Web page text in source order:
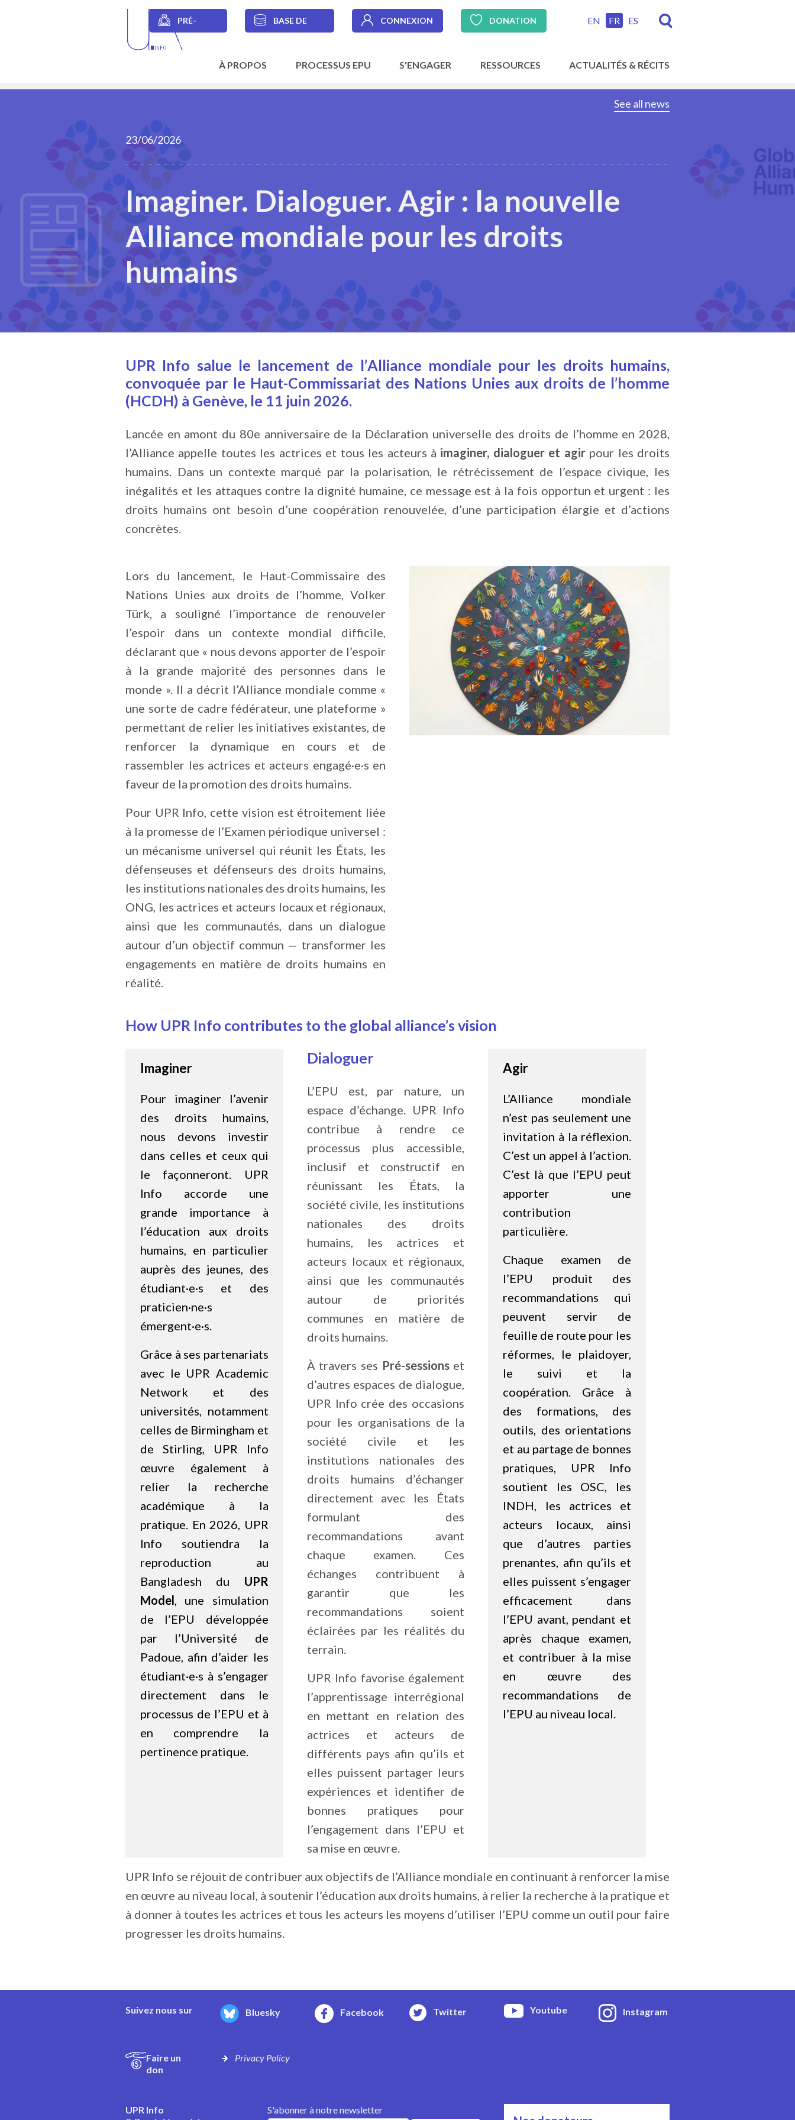
Secondary
PRÉ-
SESSIONS
BASE DE CONNEXION DONATION EN FR ES
Main
À PROPOS PROCESSUS EPU S'ENGAGER RESSOURCES ACTUALITÉS & RÉCITS
See all news
23/06/2026
Imaginer. Dialoguer. Agir : la nouvelle
Alliance mondiale pour les droits
humains
UPR Info salue le lancement de l’Alliance mondiale pour les droits humains,
convoquée par le Haut-Commissariat des Nations Unies aux droits de l’homme
(HCDH) à Genève, le 11 juin 2026.
Lancée en amont du 80e anniversaire de la Déclaration universelle des droits de l’homme en 2028,
l’Alliance appelle toutes les actrices et tous les acteurs à imaginer, dialoguer et agirpour les droits
humains. Dans un contexte marqué par la polarisation, le rétrécissement de l’espace civique, les
inégalités et les attaques contre la dignité humaine, ce message est à la fois opportun et urgent : les
droits humains ont besoin d’une coopération renouvelée, d’une participation élargie et d’actions
concrètes.
Lors du lancement, le Haut-Commissaire des
Nations Unies aux droits de l’homme, Volker
Türk, a souligné l’importance de renouveler
l’espoir dans un contexte mondial difficile,
déclarant que « nous devons apporter de l’espoir
à la grande majorité des personnes dans le
monde ». Il a décrit l’Alliance mondiale comme «
une sorte de cadre fédérateur, une plateforme »
permettant de relier les initiatives existantes, de
renforcer la dynamique en cours et de
rassembler les actrices et acteurs engagé·e·s en
faveur de la promotion des droits humains.
Pour UPR Info, cette vision est étroitement liée
à la promesse de l’Examen périodique universel :
un mécanisme universel qui réunit les États, les
défenseuses et défenseurs des droits humains,
les institutions nationales des droits humains, les
ONG, les actrices et acteurs locaux et régionaux,
ainsi que les communautés, dans un dialogue
autour d’un objectif commun — transformer les
engagements en matière de droits humains en
réalité.
How UPR Info contributes to the global alliance’s vision
Imaginer
Pour imaginer l’avenir
des droits humains,
nous devons investir
dans celles et ceux qui
le façonneront. UPR
Info accorde une
grande importance à
l’éducation aux droits
humains, en particulier
auprès des jeunes, des
étudiant·e·s et des
praticien·ne·s
émergent·e·s.
Grâce à ses partenariats
avec le UPR Academic
Network et des
universités, notamment
celles de Birmingham et
de Stirling, UPR Info
œuvre également à
relier la recherche
académique à la
pratique. En 2026, UPR
Info soutiendra la
reproduction au
Bangladesh du UPR
Model, une simulation
de l’EPU développée
par l’Université de
Padoue, afin d’aider les
étudiant·e·s à s’engager
directement dans le
processus de l’EPU et à
en comprendre la
pertinence pratique.
Dialoguer
L’EPU est, par nature, un
espace d’échange. UPR Info
contribue à rendre ce
processus plus accessible,
inclusif et constructif en
réunissant les États, la
société civile, les institutions
nationales des droits
humains, les actrices et
acteurs locaux et régionaux,
ainsi que les communautés
autour de priorités
communes en matière de
droits humains.
À travers ses Pré-sessionset
d’autres espaces de dialogue,
UPR Info crée des occasions
pour les organisations de la
société civile et les
institutions nationales des
droits humains d’échanger
directement avec les États
formulant des
recommandations avant
chaque examen. Ces
échanges contribuent à
garantir que les
recommandations soient
éclairées par les réalités du
terrain.
UPR Info favorise également
l’apprentissage interrégional
en mettant en relation des
actrices et acteurs de
différents pays afin qu’ils et
elles puissent partager leurs
expériences et identifier de
bonnes pratiques pour
l’engagement dans l’EPU et
sa mise en œuvre.
Agir
L’Alliance mondiale
n’est pas seulement une
invitation à la réflexion.
C’est un appel à l’action.
C’est là que l’EPU peut
apporter une
contribution
particulière.
Chaque examen de
l’EPU produit des
recommandations qui
peuvent servir de
feuille de route pour les
réformes, le plaidoyer,
le suivi et la
coopération. Grâce à
des formations, des
outils, des orientations
et au partage de bonnes
pratiques, UPR Info
soutient les OSC, les
INDH, les actrices et
acteurs locaux, ainsi
que d’autres parties
prenantes, afin qu’ils et
elles puissent s’engager
efficacement dans
l’EPU avant, pendant et
après chaque examen,
et contribuer à la mise
en œuvre des
recommandations de
l’EPU au niveau local.
UPR Info se réjouit de contribuer aux objectifs de l’Alliance mondiale en continuant à renforcer la mise
en œuvre au niveau local, à soutenir l’éducation aux droits humains, à relier la recherche à la pratique et
à donner à toutes les actrices et tous les acteurs les moyens d’utiliser l’EPU comme un outil pour faire
progresser les droits humains.
Suivez nous sur Bluesky Facebook Twitter Youtube Instagram
Faire un
don
Privacy Policy
UPR Info
S'abonner à notre newsletter